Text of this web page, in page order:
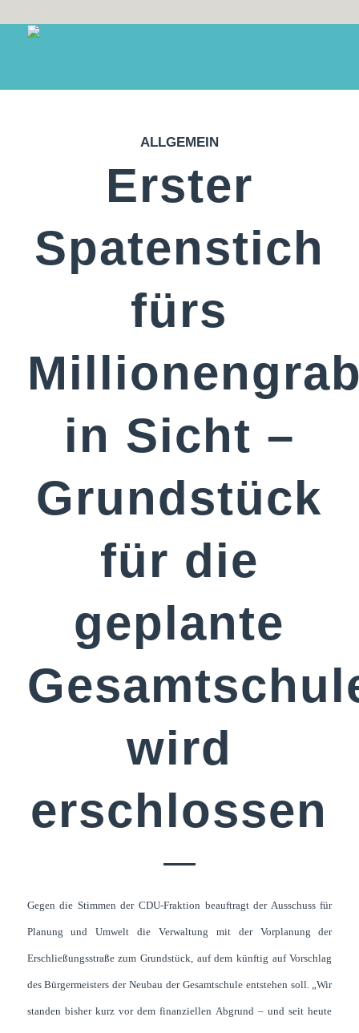
ALLGEMEIN
Erster
Spatenstich
fürs
in Sicht –
Grundstück
für die
geplante
wird
erschlossen
Gegen die Stimmen der CDU-Fraktion beauftragt der Ausschuss für
Planung und Umwelt die Verwaltung mit der Vorplanung der
Erschließungsstraße zum Grundstück, auf dem künftig auf Vorschlag
des Bürgermeisters der Neubau der Gesamtschule entstehen soll. „Wir
standen bisher kurz vor dem finanziellen Abgrund – und seit heute